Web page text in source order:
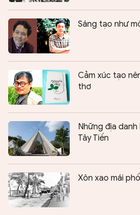
Sáng tạo như
Cảm xúc tạo
thơ
Những địa
Tây Tiến
Xôn xao mái